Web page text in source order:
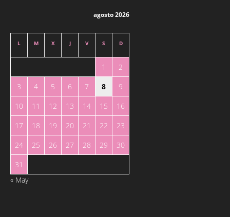
agosto 2026
L M X J V S D
1
2
3
4 5 6 7 8
9
10
11 12 13 14 15
16
17
18 19 20 21 22
23
24
25 26 27 28 29
30
31
« May